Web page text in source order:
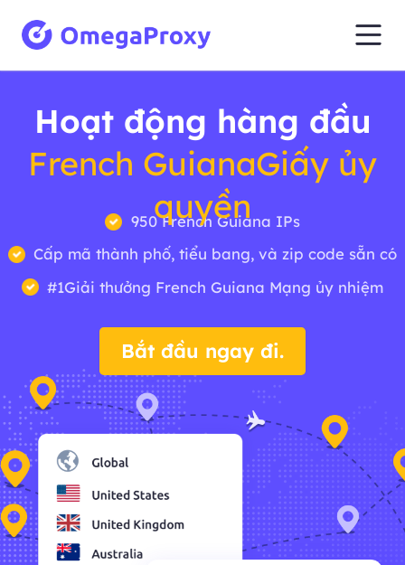
Hoạt động hàng đầu
French GuianaGiấy ủy
quyền
950 French Guiana IPs
Cấp mã thành phố, tiểu bang, và zip code sẵn có
#1Giải thưởng French Guiana Mạng ủy nhiệm
Bắt đầu ngay đi.